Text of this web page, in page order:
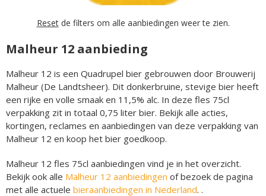
Resetde filters om alle aanbiedingen weer te zien.
Malheur 12 aanbieding
Malheur 12 is een Quadrupel bier gebrouwen door Brouwerij
Malheur (De Landtsheer). Dit donkerbruine, stevige bier heeft
een rijke en volle smaak en 11,5% alc. In deze fles 75cl
verpakking zit in totaal 0,75 liter bier. Bekijk alle acties,
kortingen, reclames en aanbiedingen van deze verpakking van
Malheur 12 en koop het bier goedkoop.
Malheur 12 fles 75cl aanbiedingen vind je in het overzicht.
Bekijk ook alle Malheur 12 aanbiedingen of bezoek de pagina
met alle actuele bieraanbiedingen in Nederland. .